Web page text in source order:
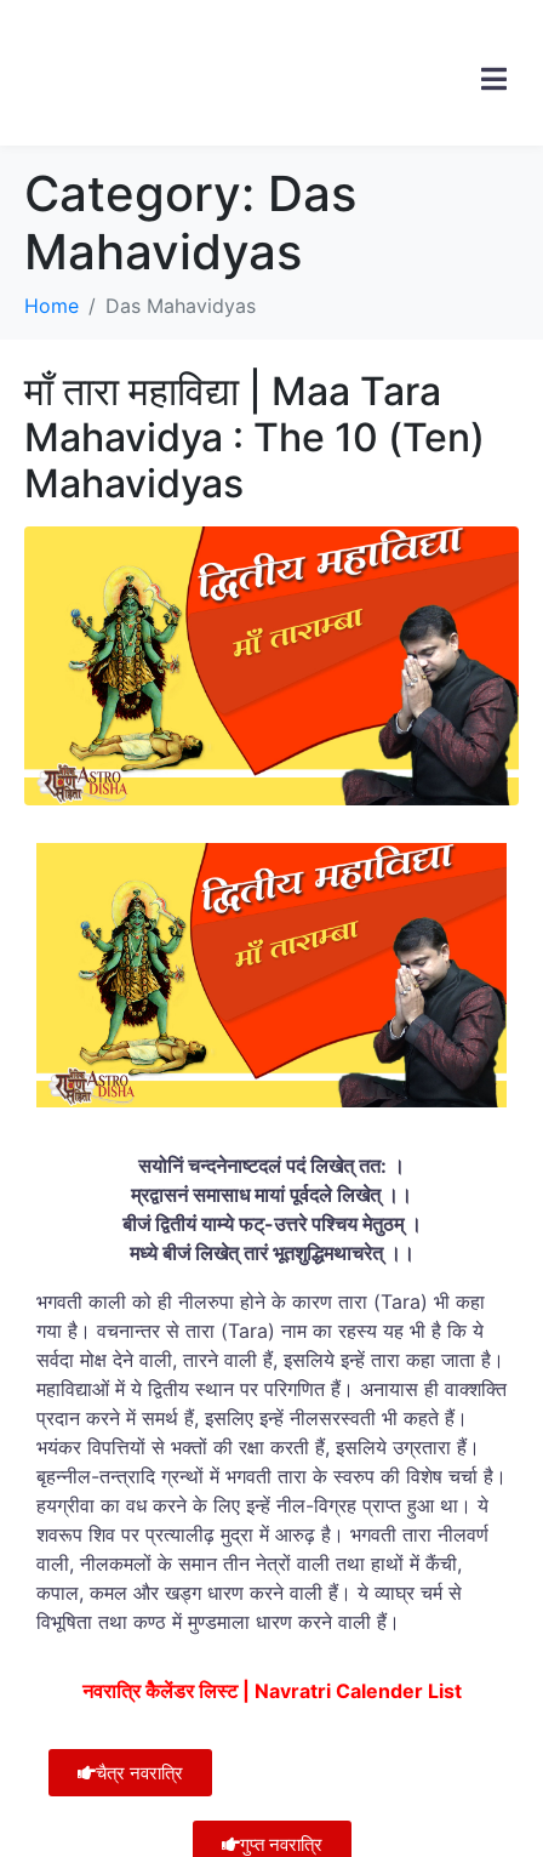
Category: Das
Mahavidyas
Home Das Mahavidyas
माँ तारा महाविद्या | Maa Tara
Mahavidya : The 10 (Ten)
Mahavidyas
सयोनिं चन्दनेनाष्टदलं पदं लिखेत् तत: ।
म्रद्वासनं समासाध मायां पूर्वदले लिखेत् ।।
बीजं द्वितीयं याम्ये फट्-उत्तरे पश्चिय मेतुठम् ।
मध्ये बीजं लिखेत् तारं भूतशुद्धिमथाचरेत् ।।
भगवती काली को ही नीलरुपा होने के कारण तारा (Tara) भी कहा
गया है। वचनान्तर से तारा (Tara) नाम का रहस्य यह भी है कि ये
सर्वदा मोक्ष देने वाली, तारने वाली हैं, इसलिये इन्हें तारा कहा जाता है।
महाविद्याओं में ये द्वितीय स्थान पर परिगणित हैं। अनायास ही वाक्शक्ति
प्रदान करने में समर्थ हैं, इसलिए इन्हें नीलसरस्वती भी कहते हैं।
भयंकर विपत्तियों से भक्तों की रक्षा करती हैं, इसलिये उग्रतारा हैं।
बृहन्नील-तन्त्रादि ग्रन्थों में भगवती तारा के स्वरुप की विशेष चर्चा है।
हयग्रीवा का वध करने के लिए इन्हें नील-विग्रह प्राप्त हुआ था। ये
शवरूप शिव पर प्रत्यालीढ़ मुद्रा में आरुढ़ है। भगवती तारा नीलवर्ण
वाली, नीलकमलों के समान तीन नेत्रों वाली तथा हाथों में कैंची,
कपाल, कमल और खड्ग धारण करने वाली हैं। ये व्याघ्र चर्म से
विभूषिता तथा कण्ठ में मुण्डमाला धारण करने वाली हैं।
नवरात्रि कैेलेंडर लिस्ट | Navratri Calender List
चैत्र नवरात्रि
गुप्त नवरात्रि